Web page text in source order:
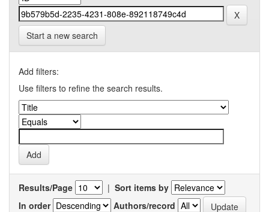
Start a new search
Add filters:
Use filters to refine the search results.
Results/Page | Sort items by
In order
Authors/record